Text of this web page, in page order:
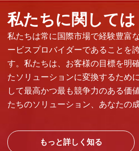
私たちに関しては
私たちは常に国際市場で経験豊富
ービスプロバイダーであることを
す。私たちは、お客様の目標を明
たソリューションに変換するため
して最高かつ最も競争力のある価
たちのソリューション、あなたの成
もっと詳しく知る